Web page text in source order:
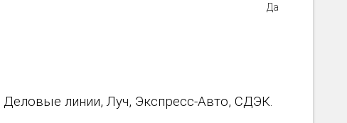
Да
линии, Луч, Экспресс-Авто, СДЭК.